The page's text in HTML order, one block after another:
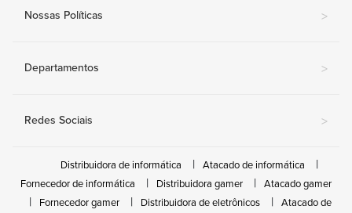
Nossas Políticas >
Departamentos >
Redes Sociais >
Distribuidora de informática
Atacado de informática
Fornecedor de informática
Distribuidora gamer
Atacado gamer
Fornecedor gamer
Distribuidora de eletrônicos
Atacado de